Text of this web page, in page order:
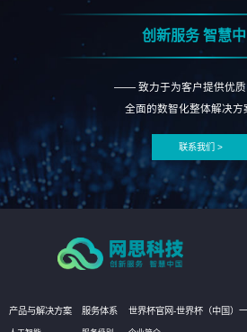
创新服务 智慧中
—— 致力于为客户提供优质
全面的数智化整体解决
联系我们 >
产品与解决方案 服务体系 世界杯官网-世界杯（中国）